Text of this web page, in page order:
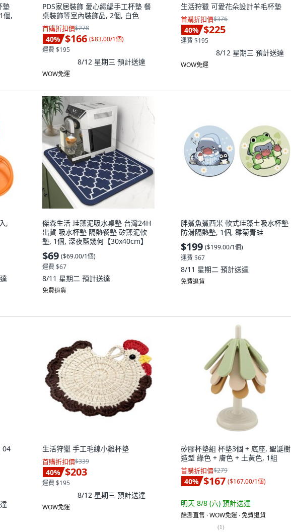
墊
個,
PDS家居裝飾 愛心繩編手工杯墊 餐
桌裝飾等室內裝飾品, 2個, 白色
首購折扣價$278
40% $166 ($83.00/1個)
運費 $195
8/12 星期三 預計送達
WOW免運
生活狩獵 可愛花朵設計羊毛杯墊
首購折扣價$376
40% $225
運費 $195
8/12 星期三 預計送達
WOW免運
,
傑森生活 珪藻泥吸水桌墊 台灣24H
出貨 吸水杯墊 隔熱餐墊 矽藻泥軟
墊, 1個, 深夜藍幾何【30x40cm】
$69 ($69.00/1個)
運費 $67
8/11 星期二 預計送達
免費退貨
胖鯊魚鯊西米 軟式珪藻土吸水杯墊
防滑隔熱墊, 1個, 雛菊青蛙
$199 ($199.00/1個)
運費 $67
8/11 星期二 預計送達
免費退貨
04
生活狩獵 手工毛線小雞杯墊
首購折扣價$339
40% $203
運費 $195
8/12 星期三 預計送達
WOW免運
矽膠杯墊組 杯墊3個 + 底座, 聖誕樹
造型 綠色 + 膚色 + 土黃色, 1組
首購折扣價$279
40% $167 ($167.00/1個)
明天 8/8 (六) 預計送達
酷澎直售 ∙ WOW免運 ∙ 免費退貨
(1)